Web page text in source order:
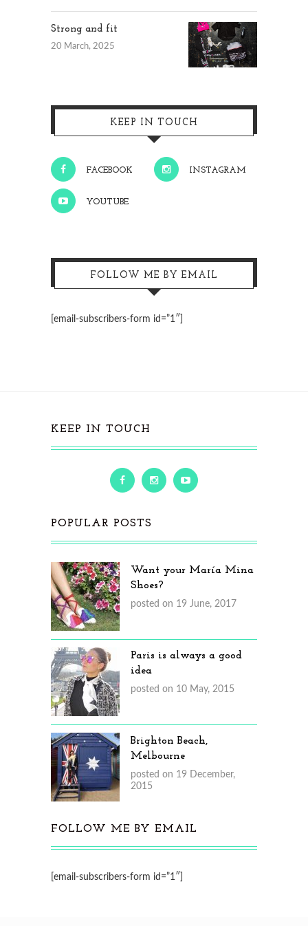
Strong and fit
20 March, 2025
KEEP IN TOUCH
FACEBOOK INSTAGRAM
YOUTUBE
FOLLOW ME BY EMAIL
[email-subscribers-form id=”1″]
KEEP IN TOUCH
POPULAR POSTS
Want your María Mina
Shoes?
posted on 19 June, 2017
Paris is always a good
idea
posted on 10 May, 2015
Brighton Beach,
Melbourne
posted on 19 December,
2015
FOLLOW ME BY EMAIL
[email-subscribers-form id=”1″]